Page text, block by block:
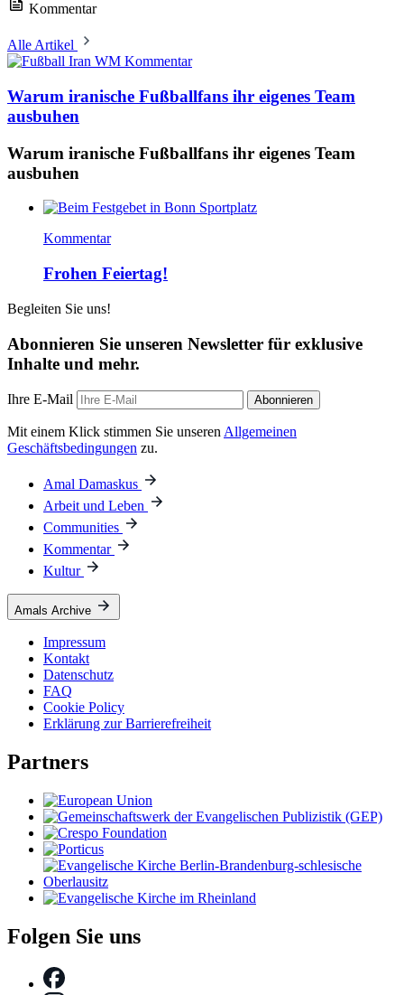
Kommentar
Alle Artikel
Kommentar
Warum iranische Fußballfans ihr eigenes Team
ausbuhen
Warum iranische Fußballfans ihr eigenes Team
ausbuhen
Kommentar
Frohen Feiertag!
Begleiten Sie uns!
Abonnieren Sie unseren Newsletter für exklusive
Inhalte und mehr.
Ihre E-Mail Abonnieren
Mit einem Klick stimmen Sie unseren Allgemeinen
Geschäftsbedingungen zu.
Amal Damaskus
Arbeit und Leben
Communities
Kommentar
Kultur
Amals Archive
Impressum
Kontakt
Datenschutz
FAQ
Cookie Policy
Erklärung zur Barrierefreiheit
Partners
Folgen Sie uns